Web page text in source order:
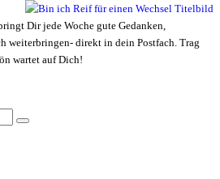
Dir jede Woche gute Gedanken,
weiterbringen- direkt in dein Postfach. Trag
wartet auf Dich!
Suchen